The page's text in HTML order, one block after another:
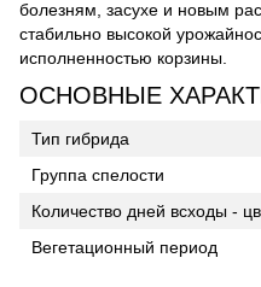
болезням, засухе и новым
стабильно высокой
исполненностью корзины.
ОСНОВНЫЕ
Тип гибрида
Группа спелости
Количество дней всходы -
Вегетационный период